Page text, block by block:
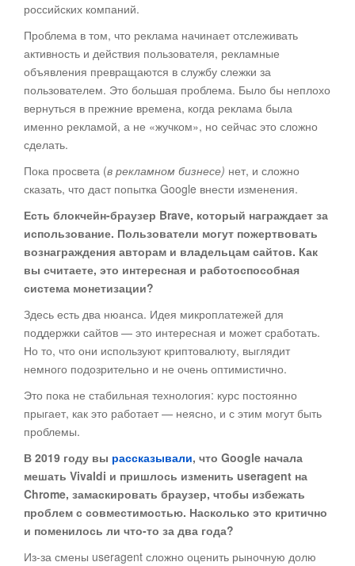
российских компаний.
Проблема в том, что реклама начинает отслеживать
активность и действия пользователя, рекламные
объявления превращаются в службу слежки за
пользователем. Это большая проблема. Было бы неплохо
вернуться в прежние времена, когда реклама была
именно рекламой, а не «жучком», но сейчас это сложно
сделать.
Пока просвета (в рекламном бизнесе) нет, и сложно
сказать, что даст попытка Google внести изменения.
Есть блокчейн-браузер Brave, который награждает за
использование. Пользователи могут пожертвовать
вознаграждения авторам и владельцам сайтов. Как
вы считаете, это интересная и работоспособная
система монетизации?
Здесь есть два нюанса. Идея микроплатежей для
поддержки сайтов — это интересная и может сработать.
Но то, что они используют криптовалюту, выглядит
немного подозрительно и не очень оптимистично.
Это пока не стабильная технология: курс постоянно
прыгает, как это работает — неясно, и с этим могут быть
проблемы.
В 2019 году вы рассказывали, что Google начала
мешать Vivaldi и пришлось изменить useragent на
Chrome, замаскировать браузер, чтобы избежать
проблем с совместимостью. Насколько это критично
и поменилось ли что-то за два года?
Из-за смены useragent сложно оценить рыночную долю